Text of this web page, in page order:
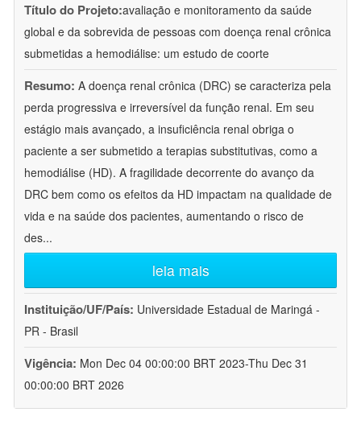
Título do Projeto:avaliação e monitoramento da saúde
global e da sobrevida de pessoas com doença renal crônica
submetidas a hemodiálise: um estudo de coorte
Resumo: A doença renal crônica (DRC) se caracteriza pela
perda progressiva e irreversível da função renal. Em seu
estágio mais avançado, a insuficiência renal obriga o
paciente a ser submetido a terapias substitutivas, como a
hemodiálise (HD). A fragilidade decorrente do avanço da
DRC bem como os efeitos da HD impactam na qualidade de
vida e na saúde dos pacientes, aumentando o risco de
des...
leia mais
Instituição/UF/País: Universidade Estadual de Maringá -
PR - Brasil
Vigência: Mon Dec 04 00:00:00 BRT 2023-Thu Dec 31
00:00:00 BRT 2026